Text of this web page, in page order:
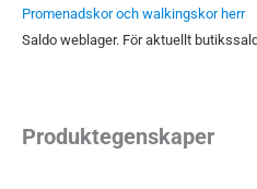
Promenadskor och walkingskor herr
Saldo weblager. För aktuellt
Produktegenskaper